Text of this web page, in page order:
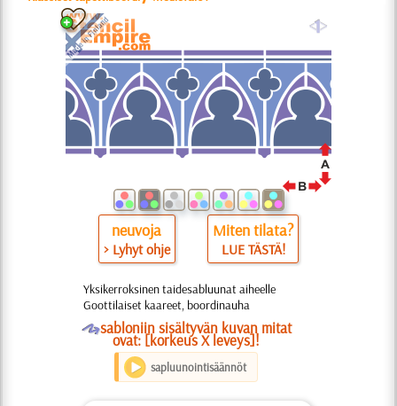
a
neuvoja
> Lyhyt ohje
Miten tilata?
LUE TÄSTÄ!
Yksikerroksinen taidesabluunat aiheelle
Goottilaiset kaareet, boordinauha
Osabloniin sisältyvän kuvan mitat
ovat: [korkeus X leveys]!
sapluunointisäännöt